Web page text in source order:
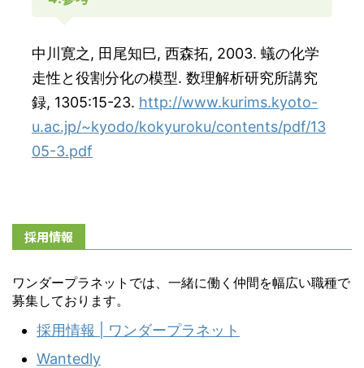
中川寛之, 田尾知巳, 西森拓, 2003. 蟻の化学
走性と役割分化の模型. 数理解析研究所講究
録, 1305:15-23. http://www.kurims.kyoto-
u.ac.jp/~kyodo/kokyuroku/contents/pdf/13
05-3.pdf
採用情報
ワンダープラネットでは、一緒に働く仲間を幅広い職種で
募集しております。
採用情報 | ワンダープラネット
Wantedly